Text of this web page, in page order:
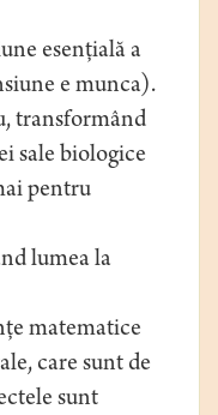
esenţială a
e munca).
transformând
sale biologice
pentru
lumea la
matematice
care sunt de
sunt